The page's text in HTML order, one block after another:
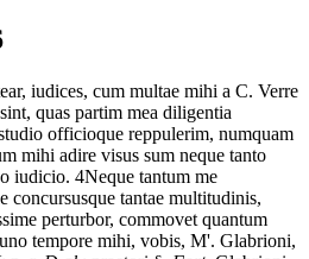
iudices, cum multae mihi a C. Verre
, quas partim mea diligentia
officioque reppulerim, numquam
mihi adire visus sum neque tanto
iudicio. 4Neque tantum me
concursusque tantae multitudinis,
perturbor, commovet quantum
uno tempore mihi, vobis, M'. Glabrioni,